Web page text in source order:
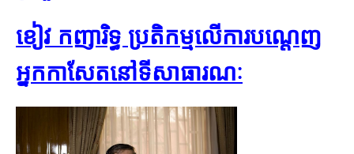
ខៀវ កញារិទ្ធ ប្រតិកម្ម​លើ​ការ​បណ្តេញ​
អ្នកកាសែត​នៅ​ទី​សាធារណៈ